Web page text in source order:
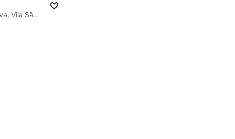
R. Martimiano Sabino da Silva, Vila São Cristóvão